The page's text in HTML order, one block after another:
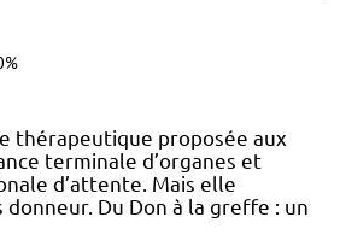
thérapeutique proposée aux
terminale d’organes et
d’attente. Mais elle
donneur. Du Don à la greffe : un